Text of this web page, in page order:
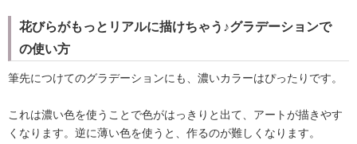
花びらがもっとリアルに描けちゃう♪グラデーションで
の使い方
筆先につけてのグラデーションにも、濃いカラーはぴったりです。
これは濃い色を使うことで色がはっきりと出て、アートが描きやす
くなります。逆に薄い色を使うと、作るのが難しくなります。